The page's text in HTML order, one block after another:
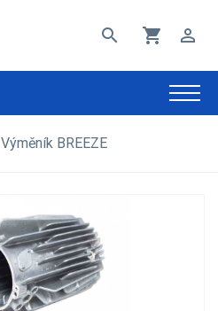
search shopping_cart perm_identity
Výměník BREEZE